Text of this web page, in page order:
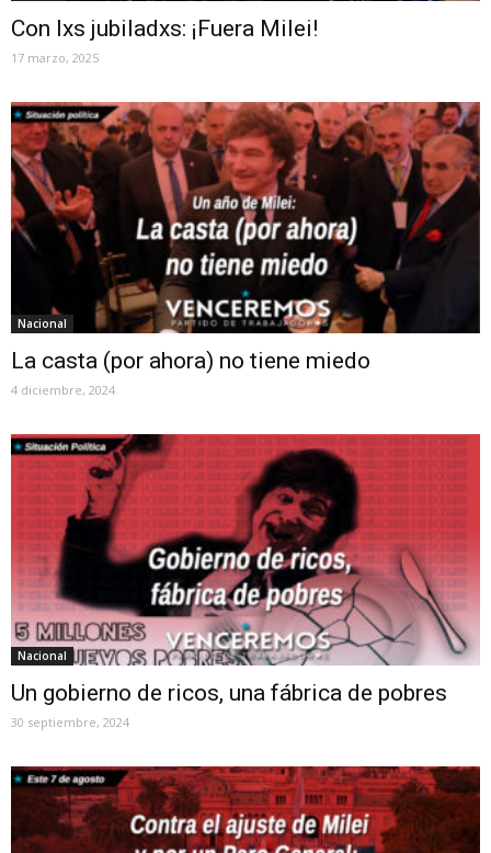
Con lxs jubiladxs: ¡Fuera Milei!
17 marzo, 2025
Nacional
La casta (por ahora) no tiene miedo
4 diciembre, 2024
Nacional
Un gobierno de ricos, una fábrica de pobres
30 septiembre, 2024